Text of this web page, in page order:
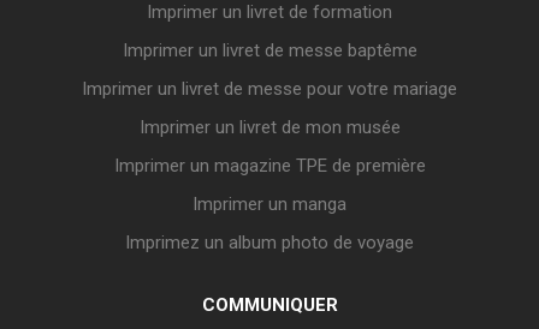
Imprimer un livret de formation
Imprimer un livret de messe baptême
Imprimer un livret de messe pour votre mariage
Imprimer un livret de mon musée
Imprimer un magazine TPE de première
Imprimer un manga
Imprimez un album photo de voyage
COMMUNIQUER